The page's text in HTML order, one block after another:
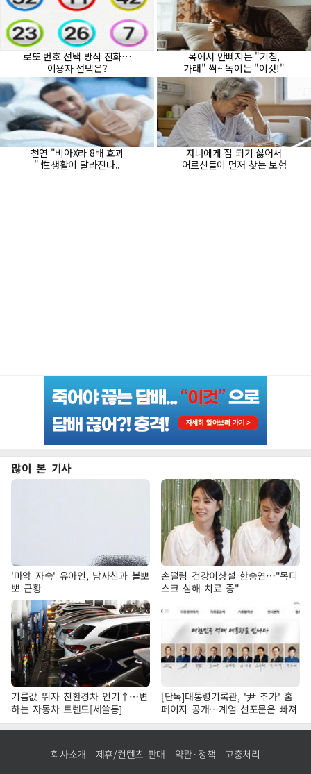
많이 본 기사
'마약 자숙' 유아인, 남사친과 볼뽀
뽀 근황
손떨림 건강이상설 한승연…"목디
스크 심해 치료 중"
기름값 뛰자 친환경차 인기↑…변
하는 자동차 트렌드[세쓸통]
[단독]대통령기록관, '尹 추가' 홈
페이지 공개…계엄 선포문은 빠져
회사소개 제휴/컨텐츠 판매 약관·정책 고충처리